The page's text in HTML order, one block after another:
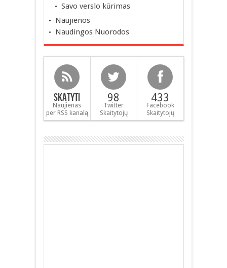
Savo verslo kūrimas
Naujienos
Naudingos Nuorodos
Skatyti
Naujienas
per RSS kanalą
98
Twitter
Skaitytojų
433
Facebook
Skaitytojų